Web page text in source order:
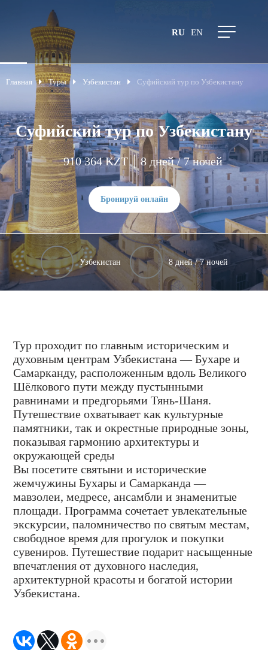
RU EN
Главная Туры Узбекистан Суфийский тур по Узбекистану
Суфийский тур по Узбекистану
910 364 KZT 8 дней / 7 ночей
Бронируй онлайн
Узбекистан 8 дней / 7 ночей
Тур проходит по главным историческим и
духовным центрам Узбекистана — Бухаре и
Самарканду, расположенным вдоль Великого
Шёлкового пути между пустынными
равнинами и предгорьями Тянь-Шаня.
Путешествие охватывает как культурные
памятники, так и окрестные природные зоны,
показывая гармонию архитектуры и
окружающей среды
Вы посетите святыни и исторические
жемчужины Бухары и Самарканда —
мавзолеи, медресе, ансамбли и знаменитые
площади. Программа сочетает увлекательные
экскурсии, паломничество по святым местам,
свободное время для прогулок и покупки
сувениров. Путешествие подарит насыщенные
впечатления от духовного наследия,
архитектурной красоты и богатой истории
Узбекистана.